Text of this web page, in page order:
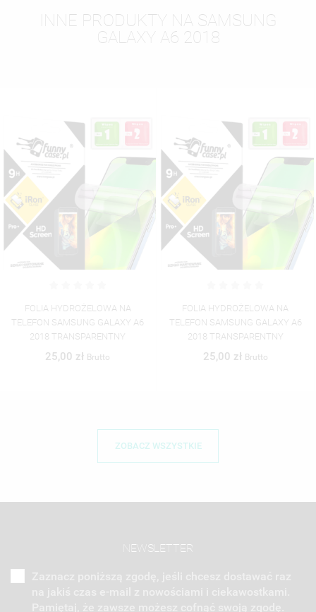
INNE PRODUKTY NA SAMSUNG
GALAXY A6 2018
FOLIA HYDROŻELOWA NA
TELEFON SAMSUNG GALAXY A6
2018 TRANSPARENTNY
25,00 zł Brutto
FOLIA HYDROŻELOWA NA
TELEFON SAMSUNG GALAXY A6
2018 TRANSPARENTNY
25,00 zł Brutto
ZOBACZ WSZYSTKIE
NEWSLETTER